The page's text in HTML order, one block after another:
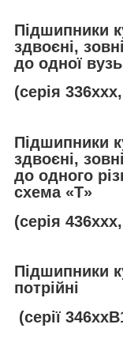
Підшипники
здвоєні,
до одної
(серія
Підшипники
здвоєні,
до одного
схема «T»
(серія
Підшипники
потрійні
(серії